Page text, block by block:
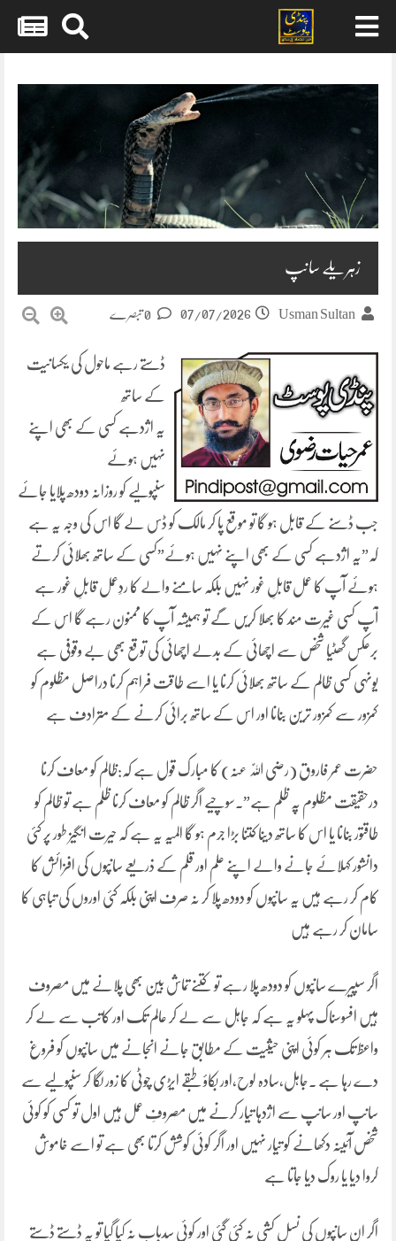
content
زہریلے سانپ
Usman Sultan
07/07/2026
ڈستے رہے ماحول کی یکسانیت
کے ساتھ
یہ اژدہے کسی کے بھی اپنے
نہیں ہوئے
سنپولیے کو روزانہ دودھ پلایا جائے
جب ڈسنے کے قابل ہو گا تو موقع پا کر مالک کو ڈس لے گا اس کی وجہ یہ ہے
کہ”یہ اژدہے کسی کے بھی اپنے نہیں ہوئے”کسی کے ساتھ بھلائی کرتے
ہوئے آپ کا عمل قابلِ غور نہیں بلکہ سامنے والے کا ردِعمل قابلِ غور ہے
آپ کسی غیرت مند کا بھلا کریں گے تو ہمیشہ آپ کا ممنون رہے گا اس کے
برعکس گھٹیا شخص سے اچھائی کے بدلے اچھائی کی توقع بھی بے وقوفی ہے
یونہی کسی ظالم کے ساتھ بھلائی کرنا یا اسے طاقت فراہم کرنا دراصل مظلوم کو
کمزور سے کمزور ترین بنانا اور اس کے ساتھ برائی کرنے کے مترادف ہے
حضرت عمر فاروق (رضی اللّٰہ عنہ) کا مبارک قول ہے کہ:ظالم کو معاف کرنا
درحقیقت مظلوم پہ ظلم ہے”۔سوچیے اگر ظالم کو معاف کرنا ظلم ہے تو ظالم کو
طاقتور بنانا یا اس کا ساتھ دینا کتنا بڑا جرم ہو گا المیہ یہ ہے کہ حیرت انگیز طور پر کئی
دانشور کہلائے جانے والے اپنے علم اور قلم کے ذریعے سانپوں کی افزائش کا
کام کر رہے ہیں یہ سانپوں کو دودھ پلا کر نہ صرف اپنی بلکہ کئی اوروں کی تباہی کا
سامان کر رہے ہیں
اگر سپیرے سانپوں کو دودھ پلا رہے تو کتنے تماش بین بھی پلانے میں مصروف
ہیں افسوسناک پہلو یہ ہے کہ جاہل سے لے کر عالم تک اور کاتب سے لے کر
واعظ تک ہر کوئی اپنی حیثیت کے مطابق جانے انجانے میں سانپوں کو فروغ
دے رہا ہے ۔جاہل،سادہ لوح،اور بکاؤ طبقے ایڑی چوٹی کا زور لگا کر سنپولیے سے
سانپ اور سانپ سے اژدہا تیار کرنے میں مصروفِ عمل ہیں اول تو کسی کو کوئی
شخص آئینہ دکھانے کو تیار نہیں اور اگر کوئی کوشش کرتا بھی ہے تو اسے خاموش
کروا دیا یا روک دیا جاتا ہے
اگر ان سانپوں کی نسل کشی نہ کئی گئی اور کوئی سدباب نہ کیا گیا تو یہ ڈستے ڈستے